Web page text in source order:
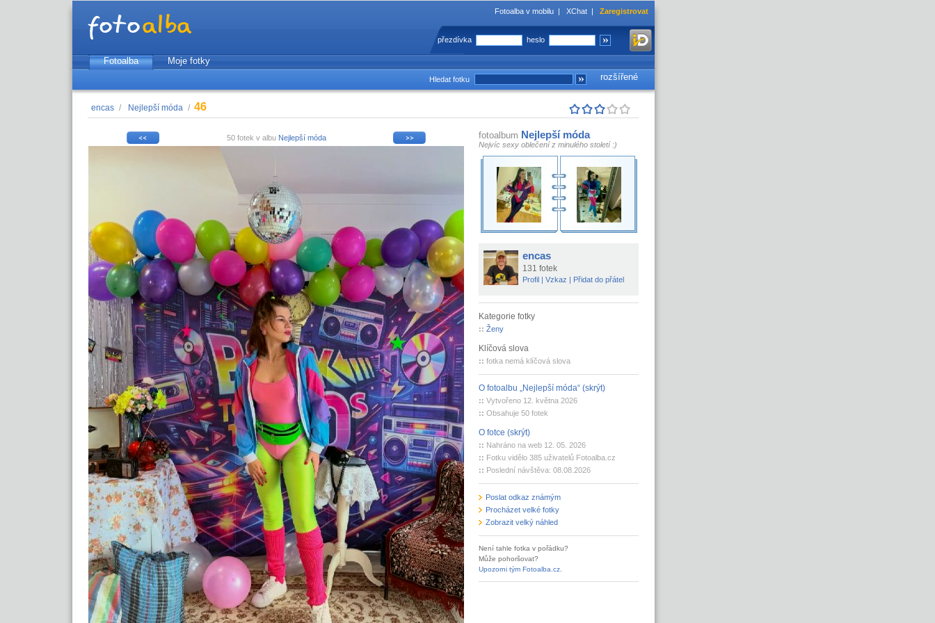
Fotoalba v mobilu | XChat | Zaregistrovat
přezdívka heslo
Fotoalba
Moje fotky
rozšířené
Hledat fotku
encas / Nejlepší móda / 46
50 fotek v albu Nejlepší móda fotoalbum Nejlepší móda
Nejvíc sexy oblečení z minulého století :)
encas
131 fotek
Profil | Vzkaz | Přidat do přátel
Kategorie fotky
:: Ženy
Klíčová slova
:: fotka nemá klíčová slova
O fotoalbu „Nejlepší móda“ (skrýt)
:: Vytvořeno 12. května 2026
:: Obsahuje 50 fotek
O fotce (skrýt)
:: Nahráno na web 12. 05. 2026
:: Fotku vidělo 385 uživatelů Fotoalba.cz
:: Poslední návštěva: 08.08.2026
Poslat odkaz známým
Procházet velké fotky
Zobrazit velký náhled
Není tahle fotka v pořádku?
Může pohoršovat?
Upozorni tým Fotoalba.cz